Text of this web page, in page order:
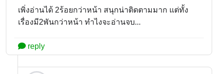
เพิ่งอ่านได้ 2ร้อยกว่าหน้า สนุกน่าติดตามมาก แต่ทั้ง
เรื่องมี2พันกว่าหน้า ทำไงจะอ่านจบ...
reply